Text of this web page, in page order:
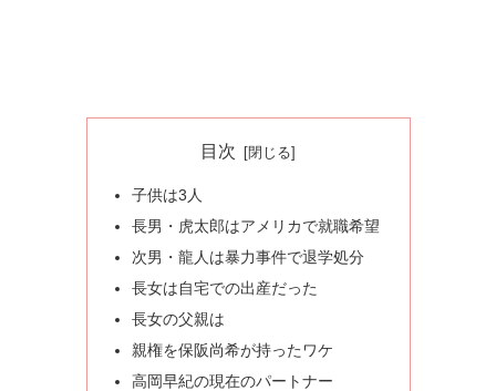
目次
子供は3人
長男・虎太郎はアメリカで就職希望
次男・龍人は暴力事件で退学処分
長女は自宅での出産だった
長女の父親は
親権を保阪尚希が持ったワケ
高岡早紀の現在のパートナー